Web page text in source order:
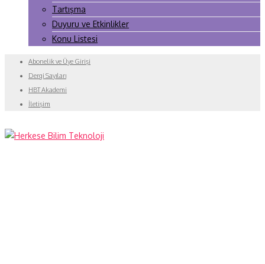
Tartışma
Duyuru ve Etkinlikler
Konu Listesi
Abonelik ve Üye Girişi
Dergi Sayıları
HBT Akademi
İletişim